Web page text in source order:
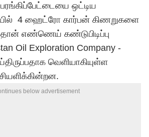
ஒட்டிய
4 ஹைட்ரோ கார்பன் கிணறுகளை
எண்ணெய் கண்டுபிடிப்பு
Oil Exploration Company -
வெளியாகியுள்ள
below advertisement